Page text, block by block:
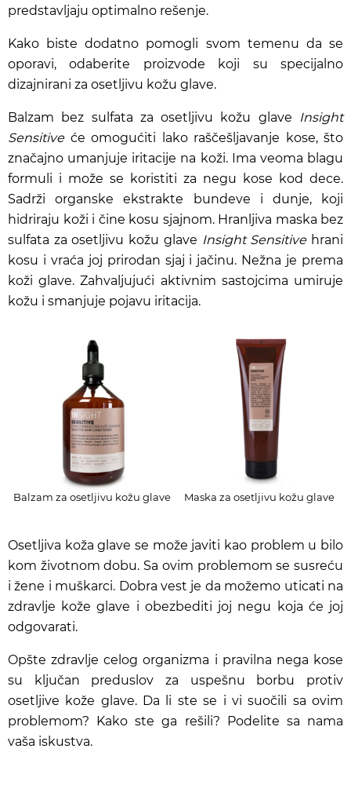
predstavljaju optimalno rešenje.
Kako biste dodatno pomogli svom temenu da se
oporavi, odaberite proizvode koji su specijalno
dizajnirani za osetljivu kožu glave.
Balzam bez sulfata za osetljivu kožu glave
Insight
Sensitiveće omogućiti lako raščešljavanje kose, što
značajno umanjuje iritacije na koži. Ima veoma blagu
formuli i može se koristiti za negu kose kod dece.
Sadrži organske ekstrakte bundeve i dunje, koji
hidriraju koži i čine kosu sjajnom. Hranljiva maska bez
sulfata za osetljivu kožu glave Insight Sensitivehrani
kosu i vraća joj prirodan sjaj i jačinu. Nežna je prema
koži glave. Zahvaljujući aktivnim sastojcima umiruje
kožu i smanjuje pojavu iritacija.
Balzam za osetljivu kožu glave Maska za osetljivu kožu glave
Osetljiva koža glave se može javiti kao problem u bilo
kom životnom dobu. Sa ovim problemom se susreću
i žene i muškarci. Dobra vest je da možemo uticati na
zdravlje kože glave i obezbediti joj negu koja će joj
odgovarati.
Opšte zdravlje celog organizma i pravilna nega kose
su ključan preduslov za uspešnu borbu protiv
osetljive kože glave. Da li ste se i vi suočili sa ovim
problemom? Kako ste ga rešili? Podelite sa nama
vaša iskustva.